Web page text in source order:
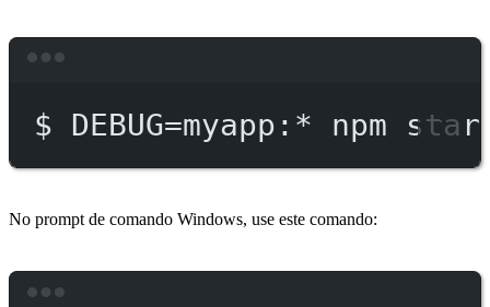
$ DEBUG=myapp: * npm
No prompt de comando Windows, use este comando: